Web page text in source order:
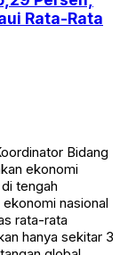
Rata-Rata
Bidang
ekonomi
tengah
nasional
rata-rata
hanya sekitar 3